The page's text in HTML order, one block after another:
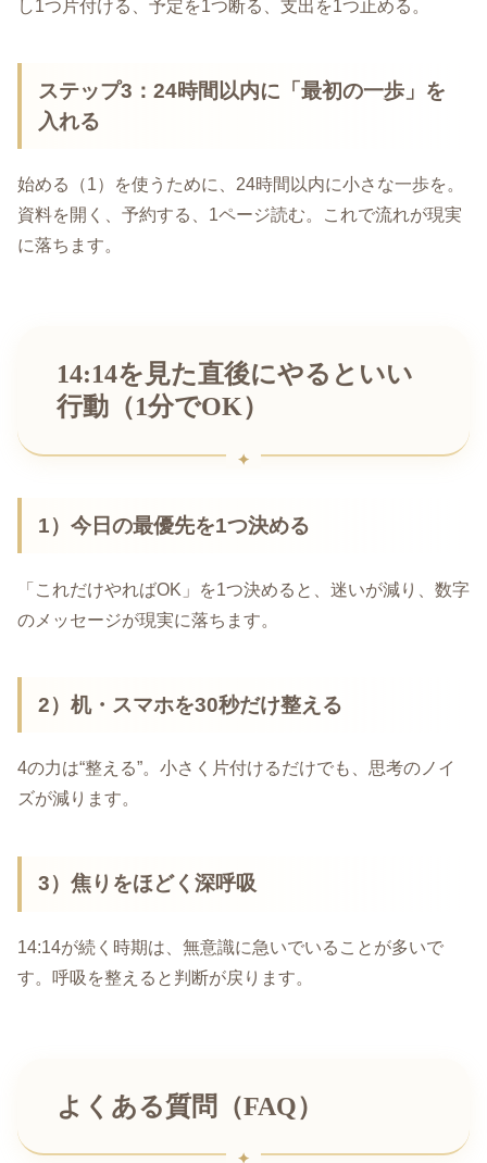
し1つ片付ける、予定を1つ断る、支出を1つ止める。
ステップ3：24時間以内に「最初の一歩」を
入れる
始める（1）を使うために、24時間以内に小さな一歩を。
資料を開く、予約する、1ページ読む。これで流れが現実
に落ちます。
14:14を見た直後にやるといい
行動（1分でOK）
1）今日の最優先を1つ決める
「これだけやればOK」を1つ決めると、迷いが減り、数字
のメッセージが現実に落ちます。
2）机・スマホを30秒だけ整える
4の力は“整える”。小さく片付けるだけでも、思考のノイ
ズが減ります。
3）焦りをほどく深呼吸
14:14が続く時期は、無意識に急いでいることが多いで
す。呼吸を整えると判断が戻ります。
よくある質問（FAQ）